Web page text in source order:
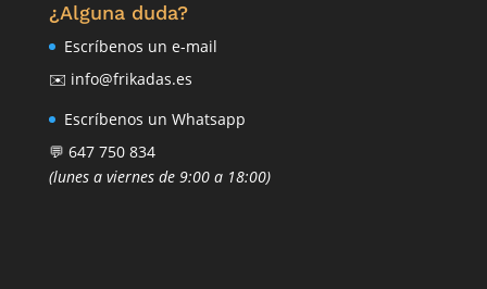
¿Alguna duda?
Escríbenos un e-mail
✉️ info@frikadas.es
Escríbenos un Whatsapp
💬 647 750 834
(lunes a viernes de 9:00 a 18:00)